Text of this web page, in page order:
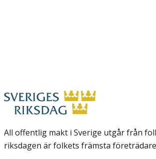
All offentlig makt i Sverige utgår från
riksdagen är folkets främsta